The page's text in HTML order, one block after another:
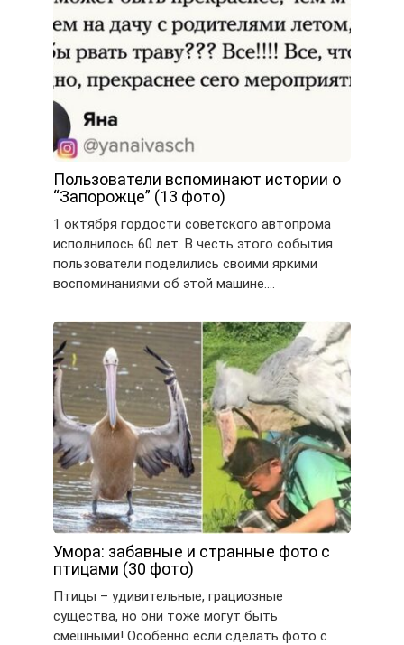
Пользователи вспоминают истории о
“Запорожце” (13 фото)
1 октября гордости советского автопрома
исполнилось 60 лет. В честь этого события
пользователи поделились своими яркими
воспоминаниями об этой машине….
Умора: забавные и странные фото с
птицами (30 фото)
Птицы – удивительные, грациозные
существа, но они тоже могут быть
смешными! Особенно если сделать фото с